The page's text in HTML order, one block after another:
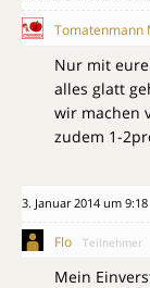
Tomatenmann
Nur mit
alles glatt
wir machen
zudem 1-
3. Januar 2014 um 9:18
Flo Teilnehmer
Mein